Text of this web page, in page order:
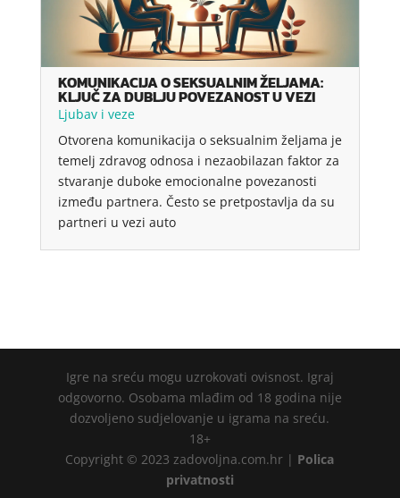
KOMUNIKACIJA O SEKSUALNIM ŽELJAMA:
KLJUČ ZA DUBLJU POVEZANOST U VEZI
Ljubav i veze
Otvorena komunikacija o seksualnim željama je
temelj zdravog odnosa i nezaobilazan faktor za
stvaranje duboke emocionalne povezanosti
između partnera. Često se pretpostavlja da su
partneri u vezi auto
Igre na sreću mogu uzrokovati ovisnost. Igraj
odgovorno. Osobama mlađim od 18 godina nije
dozvoljeno sudjelovanje u igrama na sreću.
18+
Copyright © 2023 zadovoljna.com.hr | Polica
privatnosti